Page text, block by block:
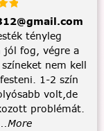
tényleg
jól fog, végre a
nem kell
1-2 szín
volt,de
problémát.